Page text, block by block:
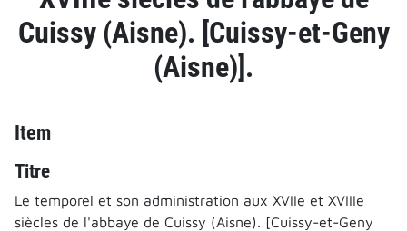
Cuissy (Aisne). [Cuissy-et-Geny
(Aisne)].
Item
Titre
Le temporel et son administration aux XVIIe et XVIIIe
siècles de l'abbaye de Cuissy (Aisne). [Cuissy-et-Geny